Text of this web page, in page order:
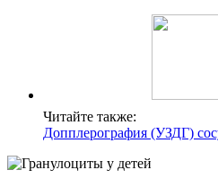
Читайте также:
Допплерография (УЗДГ)